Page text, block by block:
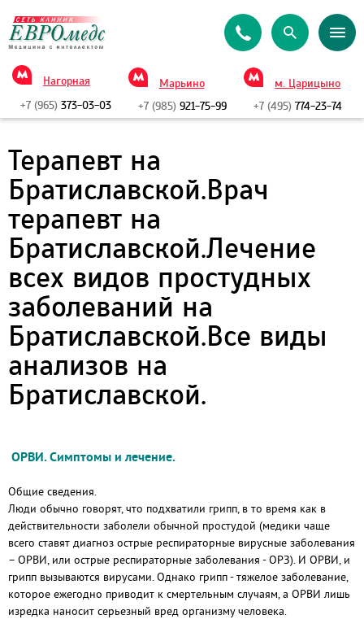
Нагорная
+7 (965) 373-03-03
Марьино
+7 (985)921-75-99
м. Царицыно
+7 (495) 774-23-74
Терапевт на
Братиславской.Врач
терапевт на
Братиславской.Лечение
всех видов простудных
заболеваний на
Братиславской.Все виды
анализов на
Братиславской.
ОРВИ. Симптомы и лечение.
Общие сведения.
Люди обычно говорят, что подхватили грипп, в то время как в
действительности заболели обычной простудой (медики чаще
всего ставят диагноз острые респираторные вирусные заболевания
– ОРВИ, или острые респираторные заболевания - ОРЗ). И ОРВИ, и
грипп вызываются вирусами. Однако грипп - тяжелое заболевание,
которое ежегодно приводит к смертельным случаям, а ОРВИ лишь
изредка наносит серьезный вред организму человека.